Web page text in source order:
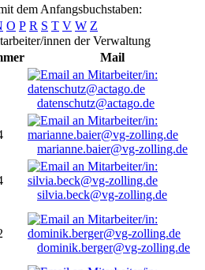
dem Anfangsbuchstaben:
O P R S T V W Z
innen der Verwaltung
Mail
datenschutz@actago.de
marianne.baier@vg-zolling.de
silvia.beck@vg-zolling.de
dominik.berger@vg-zolling.de